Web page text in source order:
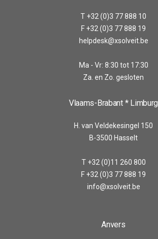
T +32 (0)3 77 888 10
F +32 (0)3 77 888 19
helpdesk@xsolveit.be
Ma - Vr: 8:30 tot 17:30
Za. en Zo. gesloten
Vlaams-Brabant * Limburg
H. van Veldekesingel 150
B-3500 Hasselt
T +32 (0)11 260 800
F +32 (0)3 77 888 19
info@xsolveit.be
Anvers